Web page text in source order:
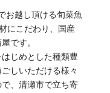
お越し頂ける旬菜魚
にこだわり、国産
です。
じめとした種類豊
しいただける様々
、清瀬市で立ち寄